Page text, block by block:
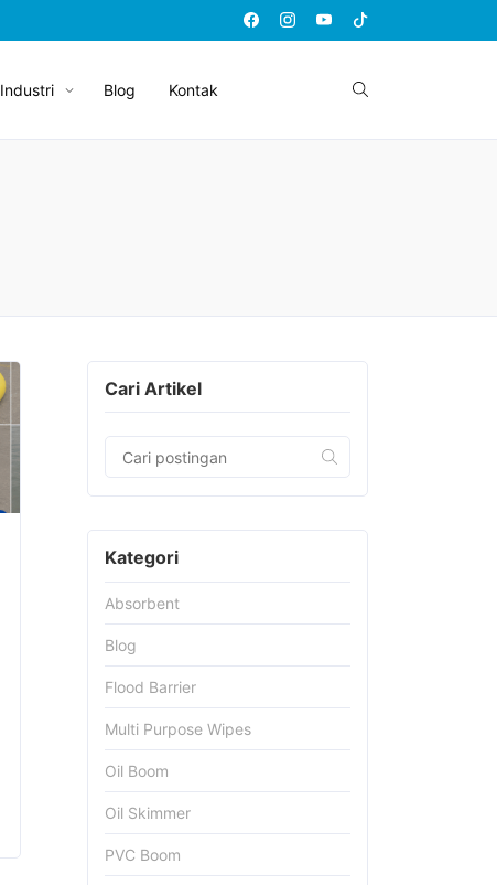
Industri Blog Kontak
Cari Artikel
Kategori
Absorbent
Blog
Flood Barrier
Multi Purpose Wipes
Oil Boom
Oil Skimmer
PVC Boom